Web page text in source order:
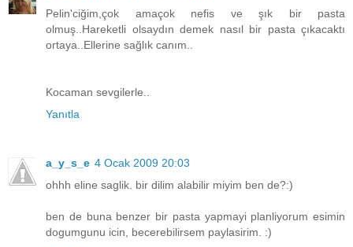
Pelin'ciğim,çok amaçok nefis ve şık bir pasta
olmuş..Hareketli olsaydın demek nasıl bir pasta çıkacaktı
ortaya..Ellerine sağlık canım..
Kocaman sevgilerle..
Yanıtla
a_y_s_e 4 Ocak 2009 20:03
ohhh eline saglik. bir dilim alabilir miyim ben de?:)
ben de buna benzer bir pasta yapmayi planliyorum esimin
dogumgunu icin, becerebilirsem paylasirim. :)